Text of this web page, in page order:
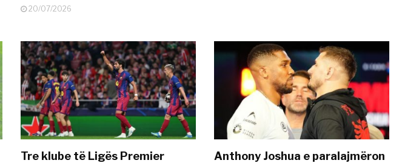
20/07/2026
Tre klube të Ligës Premier
Anthony Joshua e paralajmëron